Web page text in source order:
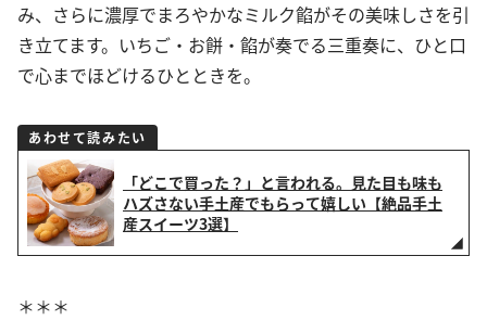
み、さらに濃厚でまろやかなミルク餡がその美味しさを引
き立てます。いちご・お餅・餡が奏でる三重奏に、ひと口
で心までほどけるひとときを。
あわせて読みたい
「どこで買った？」と言われる。見た目も味も
ハズさない手土産でもらって嬉しい【絶品手土
産スイーツ3選】
＊＊＊